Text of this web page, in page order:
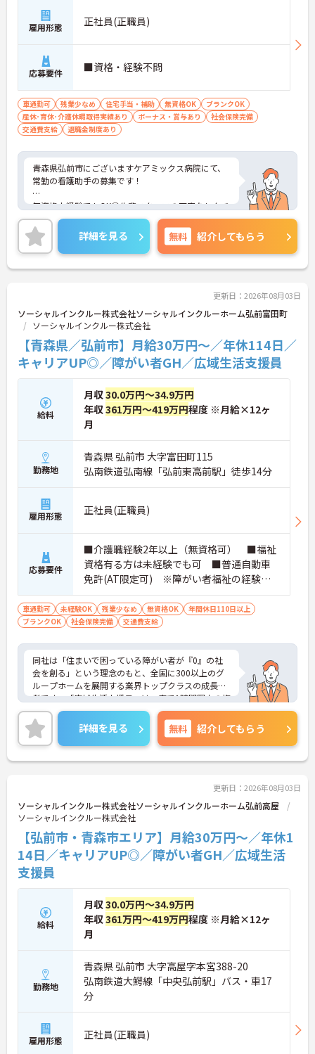
雇用形態 正社員(正職員)
応募要件 ■資格・経験不問
車通勤可 残業少なめ 住宅手当・補助 無資格OK
ブランクOK
産休･育休･介護休暇取得実績あり
ボーナス・賞与あり
社会保険完備
交通費支給
退職金制度あり
青森県弘前市にございますケアミックス病院にて、
常勤の看護助手の募集です！
無資格未経験でもOK◎先輩スタッフの丁寧なレクチ
ャーがあるので、安心してご入職いただけます。
残業も少なめなので、お仕事終わりの時間を大切に
していただけるものおすすめポイントです♪
詳細をお話しいたしますのでお気軽にご相談くださ
詳細を見る 無料 紹介してもらう
更新日：2026年08月03日
ソーシャルインクルー株式会社ソーシャルインクルーホーム弘前富田町
ソーシャルインクルー株式会社
【青森県／弘前市】月給30万円～／年休114日／
キャリアUP◎／障がい者GH／広域生活支援員
給料
月収30.0万円～34.9万円
年収361万円～419万円程度 ※月給×12ヶ
月
勤務地
青森県 弘前市 大字富田町115
弘南鉄道弘南線「弘前東高前駅」徒歩14分
雇用形態 正社員(正職員)
応募要件
■介護職経験2年以上（無資格可） ■福祉
資格有る方は未経験でも可 ■普通自動車
免許(AT限定可) ※障がい者福祉の経験は
不問です。※実務経験2年以上の方、障がい
者福祉に関する経験をお持ちの方大歓迎
車通勤可 未経験OK 残業少なめ 無資格OK
年間休日110日以上
ブランクOK
社会保険完備 交通費支給
同社は「住まいで困っている障がい者が『0』の社
会を創る」という理念のもと、全国に300以上のグ
ループホームを展開する業界トップクラスの成長企
業です。「広域生活支援員」は、車で1時間圏内の複
数施設を横断的に担当し、現場支援とパートスタッ
フのサポートを行うハイクラスなポジションです。
最新設備とバリアフリーが完備され、スタッフの身
体的負担が少なく、広域手当5万円が付与されるこ
とで高い給与水準を実現しています。年間休日114
効率化など、ワークライフバランスを保ちながら定
年70歳まで長期的に活躍できる制度が盤石に整って
います。複数施設を経験することで培われるマネジ
メント視点は、将来的なエリアマネージャーへのキ
ャリアアップにも直結しており、最新の環境で専門
性を発揮したいプロフェッショナルの方にお勧めで
す。
★おすすめPOINT★
・広域支援員として複数のホームを巡るため、各ホ
ームのパートスタッフの教育やサポートにも携わる
ことができ、現場の介助業務にとどまらず、施設運
営や人材育成の視点を養うことで、将来のエリアマ
ネージャー候補としてのステップアップに直結しま
・定年70歳、再雇用75歳までという業界屈指の制度
があり、20代から60代まで幅広い年代が活躍してい
ます。年間休日も114日確保されているため、無理
なく長期的なキャリアを築いていただけます。
・全施設がバリアフリー設計かつ最新設備を備えて
おり、清潔感にあふれた美しい環境です。ハード面
詳細を見る 無料 紹介してもらう
更新日：2026年08月03日
ソーシャルインクルー株式会社ソーシャルインクルーホーム弘前高屋
ソーシャルインクルー株式会社
【弘前市・青森市エリア】月給30万円～／年休1
14日／キャリアUP◎／障がい者GH／広域生活
支援員
給料
月収30.0万円～34.9万円
年収361万円～419万円程度 ※月給×12ヶ
月
勤務地
青森県 弘前市 大字高屋字本宮388-20
弘南鉄道大鰐線「中央弘前駅」バス・車17
分
雇用形態 正社員(正職員)